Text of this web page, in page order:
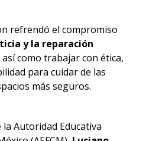
refrendó el compromiso
y la reparación
como trabajar con ética,
para cuidar de las
más seguros.
Autoridad Educativa